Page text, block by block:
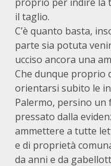
il taglio.
C’è quanto basta,
parte sia potuta
ucciso ancora una
Che dunque proprio
orientarsi subito le
Palermo, persino un
pressato dalla
ammettere a tutte
e di proprietà
da anni e da